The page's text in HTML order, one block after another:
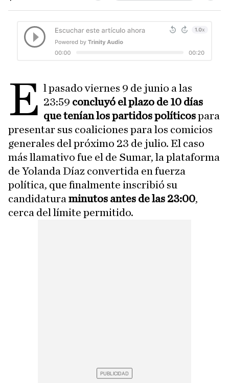
E l pasado viernes 9 de junio a las
23:59 concluyó el plazo de 10 días
que tenían los partidos políticospara
presentar sus coaliciones para los comicios
generales del próximo 23 de julio. El caso
más llamativo fue el de Sumar, la plataforma
de Yolanda Díaz convertida en fuerza
política, que finalmente inscribió su
candidatura minutos antes de las 23:00,
cerca del límite permitido.